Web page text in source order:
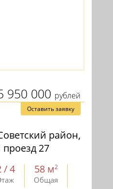
950 000 рублей
Оставить заявку
район,
27
/ 4 58 м2
Общая